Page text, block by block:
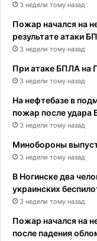
3 недели тому назад
Пожар начался на
результате атаки
3 недели тому назад
При атаке БПЛА на
3 недели тому назад
На нефтебазе в
пожар после удара
3 недели тому назад
Минобороны
3 недели тому назад
В Ногинске два
украинских
3 недели тому назад
Пожар начался на
после падения